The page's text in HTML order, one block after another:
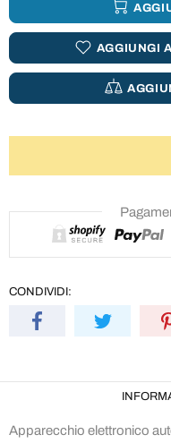
AGGIUNGI
CONDIVIDI:
Apparecchio elettronico